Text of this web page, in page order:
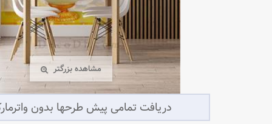
مشاهده بزرگتر